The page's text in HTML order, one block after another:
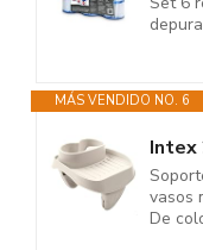
MÁS VENDIDO NO. 6
vasos
De